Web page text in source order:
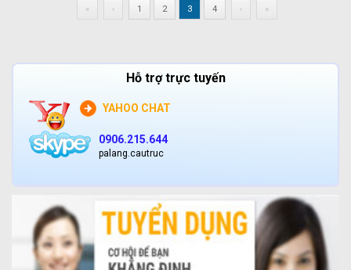
« ‹ 1 2 3 4 › »
Hỗ trợ trực tuyến
YAHOO CHAT
0906.215.644
palang.cautruc